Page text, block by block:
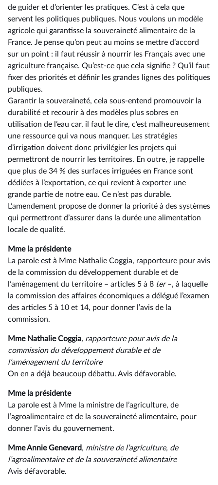
de guider et d’orienter les pratiques. C’est à cela que
servent les politiques publiques. Nous voulons un modèle
agricole qui garantisse la souveraineté alimentaire de la
France. Je pense qu’on peut au moins se mettre d’accord
sur un point : il faut réussir à nourrir les Français avec une
agriculture française. Qu’est-ce que cela signifie ? Qu’il faut
fixer des priorités et définir les grandes lignes des politiques
publiques.
Garantir la souveraineté, cela sous-entend promouvoir la
durabilité et recourir à des modèles plus sobres en
utilisation de l’eau car, il faut le dire, c’est malheureusement
une ressource qui va nous manquer. Les stratégies
d’irrigation doivent donc privilégier les projets qui
permettront de nourrir les territoires. En outre, je rappelle
que plus de 34 % des surfaces irriguées en France sont
dédiées à l’exportation, ce qui revient à exporter une
grande partie de notre eau. Ce n’est pas durable.
L’amendement propose de donner la priorité à des systèmes
qui permettront d’assurer dans la durée une alimentation
locale de qualité.
Mme la présidente
La parole est à Mme Nathalie Coggia, rapporteure pour avis
de la commission du développement durable et de
l’aménagement du territoire –⁠ articles 5 à 8 ter–, à laquelle
la commission des affaires économiques a délégué l’examen
des articles 5 à 10 et 14, pour donner l’avis de la
commission.
Mme Nathalie Coggia, rapporteure pour avis de la
commission du développement durable et de
l’aménagement du territoire
On en a déjà beaucoup débattu. Avis défavorable.
Mme la présidente
La parole est à Mme la ministre de l’agriculture, de
l’agroalimentaire et de la souveraineté alimentaire, pour
donner l’avis du gouvernement.
Mme Annie Genevard, ministre de l’agriculture, de
l’agroalimentaire et de la souveraineté alimentaire
Avis défavorable.